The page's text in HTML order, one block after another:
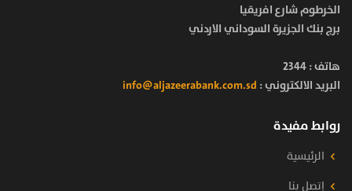
الخرطوم شارع افريقيا
برج بنك الجزيرة السوداني الاردني
هاتف :2344
البريد الالكتروني : info@aljazeerabank.com.sd
روابط مفيدة
الرئيسية
إتصل بنا